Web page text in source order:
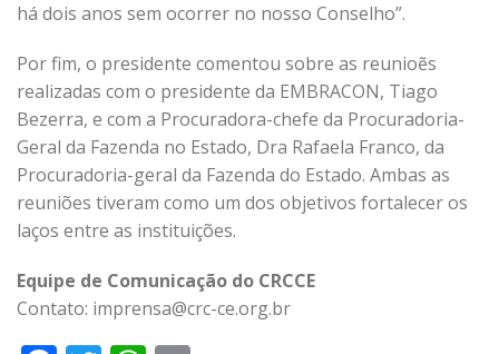
há dois anos sem ocorrer no nosso Conselho”.
Por fim, o presidente comentou sobre as reunioẽs
realizadas com o presidente da EMBRACON, Tiago
Bezerra, e com a Procuradora-chefe da Procuradoria-
Geral da Fazenda no Estado, Dra Rafaela Franco, da
Procuradoria-geral da Fazenda do Estado. Ambas as
reuniões tiveram como um dos objetivos fortalecer os
laços entre as instituições.
Equipe de Comunicação do CRCCE
Contato: imprensa@crc-ce.org.br